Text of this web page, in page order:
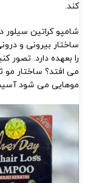
کند.
شامپو کراتین
ساختار بیرونی و
را بعهده دارد. تصور
می افتد؟ ساختار
موهایی می شود